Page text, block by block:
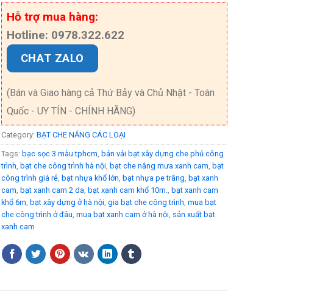
Hỗ trợ mua hàng:
Hotline: 0978.322.622
CHAT ZALO
(Bán và Giao hàng cả Thứ Bảy và Chủ Nhật - Toàn
Quốc - UY TÍN - CHÍNH HÃNG)
Category: BẠT CHE NẮNG CÁC LOẠI
Tags: bạc sọc 3 màu tphcm, bán vải bạt xây dựng che phủ công
trình, bạt che công trình hà nội, bạt che nắng mưa xanh cam, bạt
công trình giá rẻ, bạt nhựa khổ lớn, bạt nhựa pe trắng, bạt xanh
cam, bạt xanh cam 2 da, bạt xanh cam khổ 10m., bạt xanh cam
khổ 6m, bạt xây dựng ở hà nội, gia bạt che công trình, mua bạt
che công trình ở đâu, mua bạt xanh cam ở hà nội, sản xuất bạt
xanh cam